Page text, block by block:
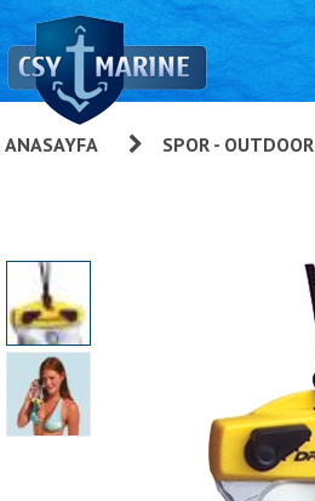
ANASAYFA SPOR - OUTDOOR